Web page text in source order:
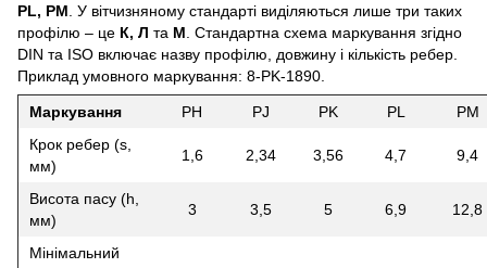
PL, PM . У вітчизняному стандарті виділяються лише три таких
профілю – це К, Л та М . Стандартна схема маркування згідно
DIN та ISO включає назву профілю, довжину і кількість ребер.
Приклад умовного маркування: 8-PK-1890.
Маркування PH PJ PK PL
PM
Крок ребер (s,
мм)
1,6 2,34 3,56 4,7 9,4
Висота пасу (h,
мм)
3 3,5 5 6,9 12,8
Мінімальний